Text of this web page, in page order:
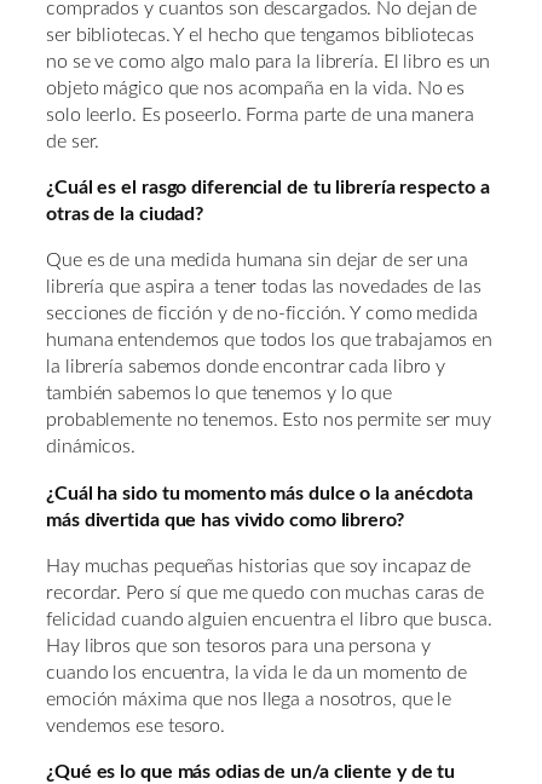
comprados y cuantos son descargados. No dejan de
ser bibliotecas. Y el hecho que tengamos bibliotecas
no se ve como algo malo para la librería. El libro es un
objeto mágico que nos acompaña en la vida. No es
solo leerlo. Es poseerlo. Forma parte de una manera
de ser.
¿Cuál es el rasgo diferencial de tu librería respecto a
otras de la ciudad?
Que es de una medida humana sin dejar de ser una
librería que aspira a tener todas las novedades de las
secciones de ficción y de no-ficción. Y como medida
humana entendemos que todos los que trabajamos en
la librería sabemos donde encontrar cada libro y
también sabemos lo que tenemos y lo que
probablemente no tenemos. Esto nos permite ser muy
dinámicos.
¿Cuál ha sido tu momento más dulce o la anécdota
más divertida que has vivido como librero?
Hay muchas pequeñas historias que soy incapaz de
recordar. Pero sí que me quedo con muchas caras de
felicidad cuando alguien encuentra el libro que busca.
Hay libros que son tesoros para una persona y
cuando los encuentra, la vida le da un momento de
emoción máxima que nos llega a nosotros, que le
vendemos ese tesoro.
¿Qué es lo que más odias de un/a cliente y de tu